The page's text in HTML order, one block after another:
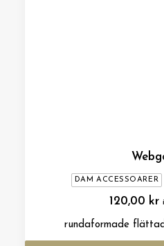
DAM ACCESSOARER
120,00 kr
rundaformade